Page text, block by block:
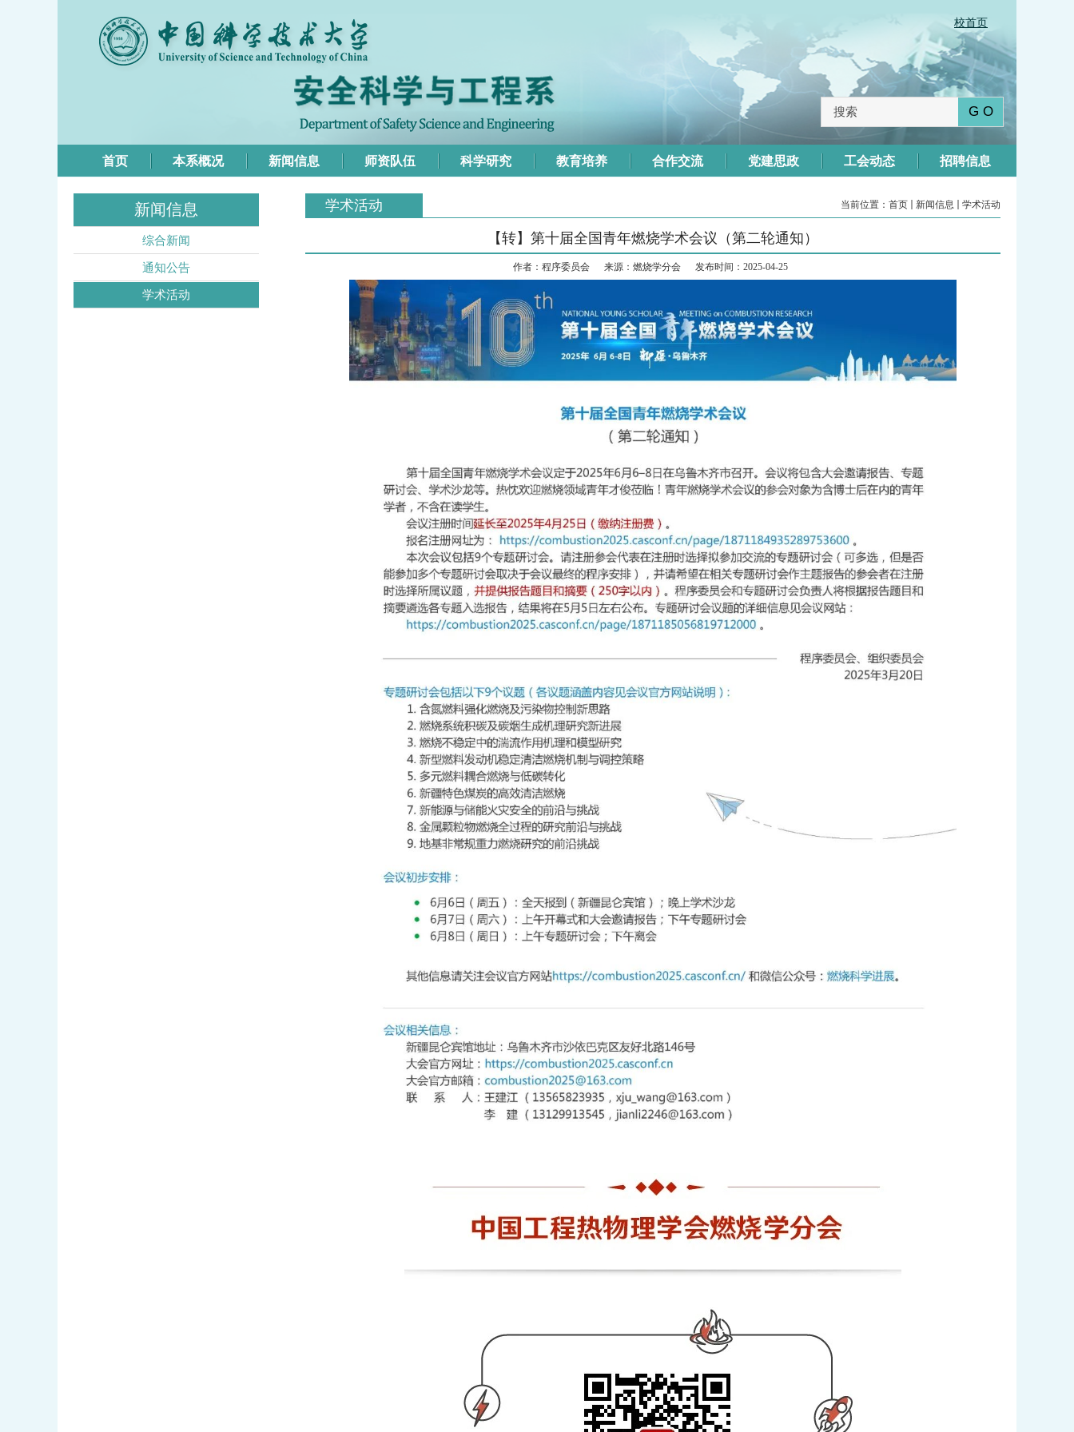
校首页
首页 本系概况 新闻信息 师资队伍 科学研究 教育培养 合作交流 党建思政 工会动态 招聘信息
新闻信息
综合新闻
通知公告
学术活动
学术活动 当前位置： 首页 新闻信息 学术活动
【转】第十届全国青年燃烧学术会议（第二轮通知）
作者：程序委员会 来源：燃烧学分会 发布时间：2025-04-25